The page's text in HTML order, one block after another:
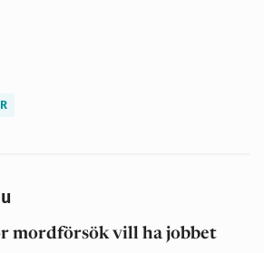
mordförsök vill ha jobbet